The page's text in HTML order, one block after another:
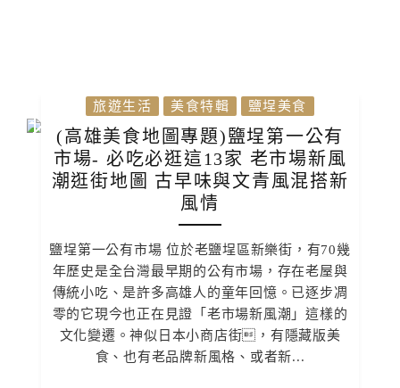
旅遊生活 美食特輯 鹽埕美食
(高雄美食地圖專題)鹽埕第一公有
市場- 必吃必逛這13家 老市場新風
潮逛街地圖 古早味與文青風混搭新
風情
鹽埕第一公有市場 位於老鹽埕區新樂街，有70幾
年歷史是全台灣最早期的公有市場，存在老屋與
傳統小吃、是許多高雄人的童年回憶。已逐步凋
零的它現今也正在見證「老市場新風潮」這樣的
文化變遷。神似日本小商店街，有隱藏版美
食、也有老品牌新風格、或者新...